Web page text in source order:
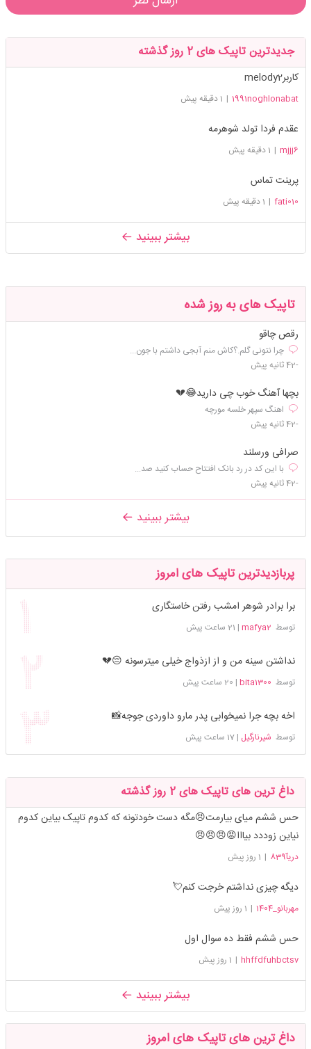
جدیدترین تاپیک های 2 روز گذشته
کاربرmelody2
1991noghlonabat
| 1 دقیقه پیش
عقدم فردا تولد شوهرمه
mjjj6
| 1 دقیقه پیش
پرینت تماس
fati010
| 1 دقیقه پیش
بیشتر ببینید
تاپیک های به روز شده
رقص چاقو
چرا نتونی گلم.؟کاش منم آبجی داشتم با جون...
-42 ثانیه پیش
بچها آهنگ خوب چی دارید😂💔
اهنگ سپهر خلسه مورچه
-42 ثانیه پیش
صرافی ورسلند
با این کد در رد بانک افتتاح حساب کنید صد...
-42 ثانیه پیش
بیشتر ببینید
پربازدیدترین تاپیک های امروز
برا برادر شوهر امشب رفتن خاستگاری
توسط mafya2
| 21 ساعت پیش
نداشتن سینه من و از ازذواج خیلی میترسونه 😔💔
توسط bita1300
| 20 ساعت پیش
اخه بچه جرا نمیخوابی پدر مارو داوردی جوجه📸
توسط شیرنارگیل |17 ساعت پیش
داغ ترین های تاپیک های 2 روز گذشته
حس ششم میای بیارمت😠مگه دست خودتونه که کدوم تاپیک بیاین کدوم
نیاین زوددد بیااا😡😠😠😠
دریآ839 | 1 روز پیش
دیگه چیزی نداشتم خرجت کنم💘
مهربانو_1404 | 1 روز پیش
حس ششم فقط ده سوال اول
hhffdfuhbctsv
| 1 روز پیش
بیشتر ببینید
داغ ترین های تاپیک های امروز